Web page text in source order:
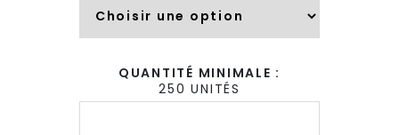
QUANTITÉ MINIMALE :
250 UNITÉS
quantité